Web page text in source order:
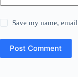
Save my name,
Post Comment